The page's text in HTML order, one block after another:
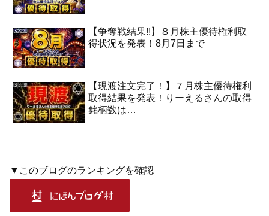
【争奪戦結果!!】８月株主優待権利取
得状況を発表！8月7日まで
【現渡注文完了！】７月株主優待権利
取得結果を発表！りーえるさんの取得
銘柄数は…
▼このブログのランキングを確認